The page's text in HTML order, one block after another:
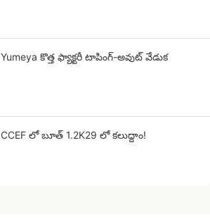
Yumeya కొత్త ఫ్యాక్టరీ టాపింగ్-అవుట్ వేడుక
CCEF లో బూత్ 1.2K29 లో కలుద్దాం!